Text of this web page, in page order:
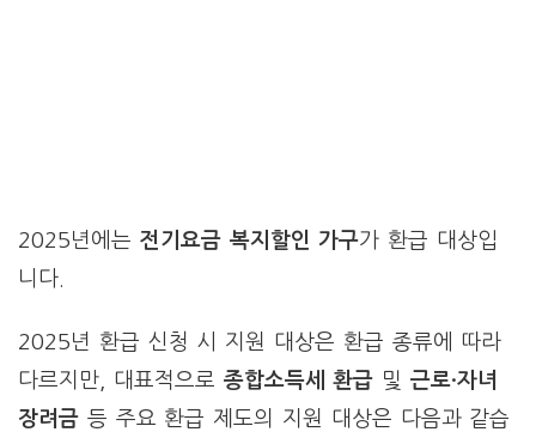
2025년에는 전기요금 복지할인 가구가 환급 대상입
니다.
2025년 환급 신청 시 지원 대상은 환급 종류에 따라
다르지만, 대표적으로 종합소득세 환급 및근로·자녀
장려금 등 주요 환급 제도의 지원 대상은 다음과 같습